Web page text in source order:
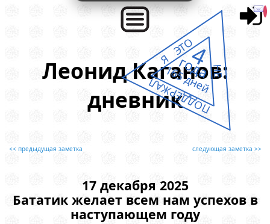
Леонид Каганов:
дневник
<< предыдущая заметка следующая заметка >>
17 декабря 2025
Бататик желает всем нам успехов в
наступающем году
Я ЭТО
НЕ
ПОДДЕРЖАЛ
4
года
165 дней